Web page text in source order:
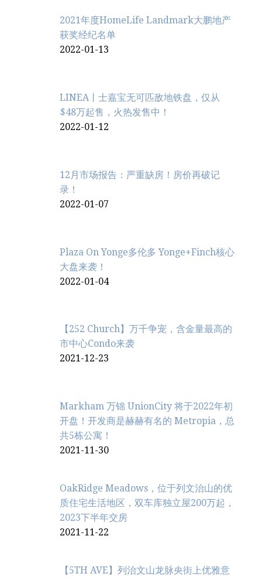
2021年度HomeLife Landmark大鹏地产
获奖经纪名单
2022-01-13
LINEA丨士嘉宝无可匹敌地铁盘，仅从
$48万起售，火热发售中！
2022-01-12
12月市场报告：严重缺房！房价再破记
录！
2022-01-07
Plaza On Yonge多伦多 Yonge+Finch核心
大盘来袭！
2022-01-04
【252 Church】万千争宠，含金量最高的
市中心Condo来袭
2021-12-23
Markham 万锦 UnionCity 将于2022年初
开盘！开发商是赫赫有名的 Metropia，总
共5栋公寓！
2021-11-30
OakRidge Meadows，位于列文治‬山的优
质住宅生活地区，双车库独立屋200万起，
2023下半年交房
2021-11-22
【5TH AVE】列治文山龙脉央街上优雅意